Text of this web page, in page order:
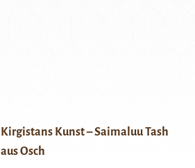
Kirgistans Kunst – Saimaluu Tash
aus Osch